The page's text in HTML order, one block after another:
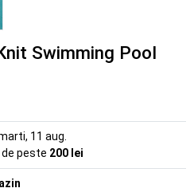
Swimming Pool
11 aug.
peste 200 lei